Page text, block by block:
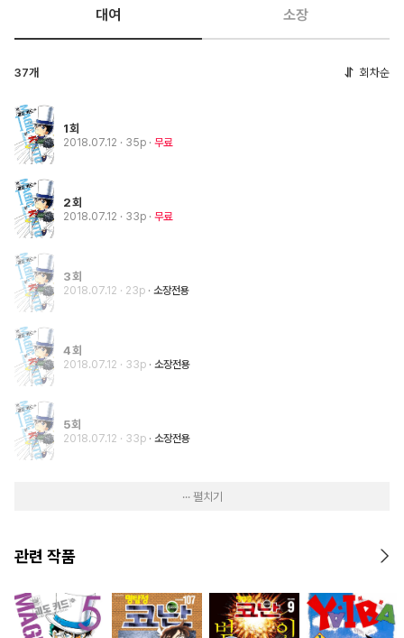
대여 소장
37개 회차순
1회
2018.07.12 · 35p 무료
2회
2018.07.12 · 33p 무료
3회
2018.07.12 · 23p 소장전용
4회
2018.07.12 · 33p 소장전용
5회
2018.07.12 · 33p 소장전용
··· 펼치기
관련 작품